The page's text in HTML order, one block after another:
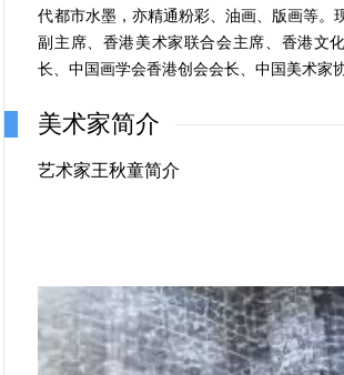
代都市水墨，亦精通粉彩、油画、版画等。
副主席、香港美术家联合会主席、香港文
长、中国画学会香港创会会长、中国美术家
美术家简介
艺术家王秋童简介